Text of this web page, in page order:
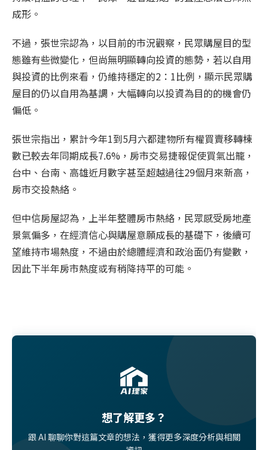
成形。
不過，張世宗認為，以目前的市況觀察，民眾購屋目的型
態雖有些微變化，但尚無明顯轉向投資的態勢，若以自用
與投資的比例來看，仍維持穩定的2：1比例，顯示民眾購
屋目的仍以自用為基調，大幅轉向以投資為目的的機會仍
偏低。
張世宗指出，累計今年1到5月六都建物所有權買賣移轉棟
數已較去年同期成長7.6%，房市交易捷報促使買氣出籠，
台中、台南、高雄近月數字甚至超越過往29個月來新高，
房市交投熱絡。
但中信房屋認為，上半年整體房市熱絡，民眾感受房地產
景氣偏多，在經濟信心與購屋意願成長的基礎下，後續可
望維持市場熱度，不過由於總體經濟和政治面仍有變數，
因此下半年房市熱度或有稍降持平的可能。
想了解更多？
跟 AI 聊聊你對這篇文章的想法，獲得更多深度分析與相關